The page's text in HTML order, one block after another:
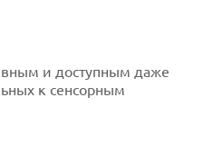
и доступным даже
к сенсорным